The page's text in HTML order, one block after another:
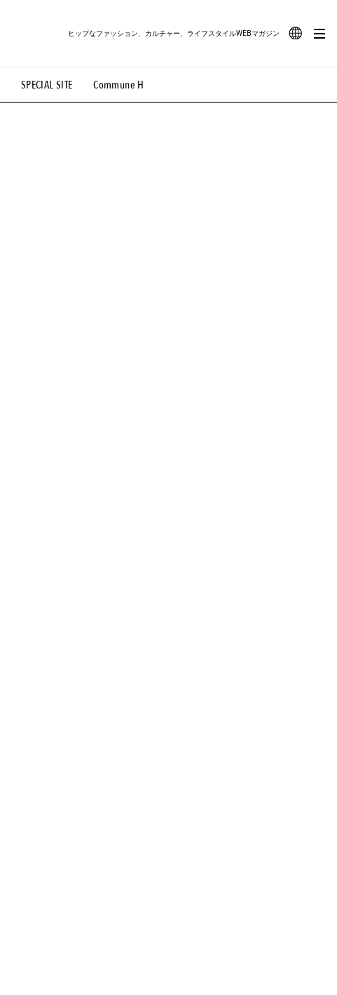
SPECIAL SITE Commune H
ヒップなファッション、カルチャー、ライフスタイルWEBマガジン
#路地裏てぃーん。 #MONTHLY JOURNAL
#MOVIE #LIFESTYLE #SNEAKER #OUTDOOR